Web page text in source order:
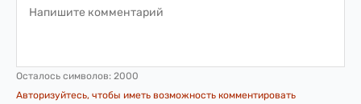
Осталось символов: 2000
Авторизуйтесь, чтобы иметь возможность комментировать